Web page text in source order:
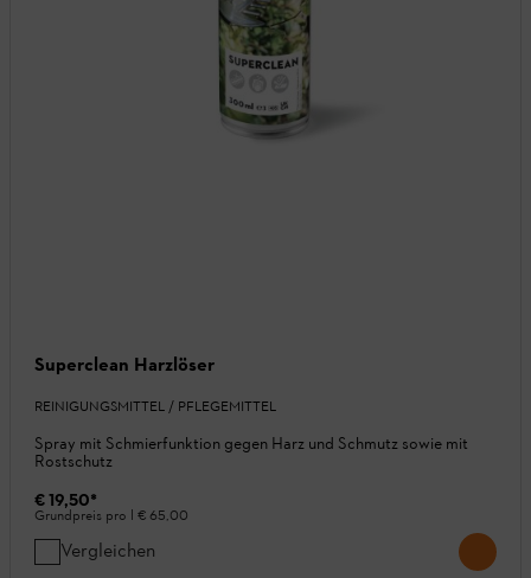
Superclean Harzlöser
REINIGUNGSMITTEL / PFLEGEMITTEL
Spray mit Schmierfunktion gegen Harz und Schmutz sowie mit
Rostschutz
€ 19,50*
Grundpreis pro l € 65,00
Vergleichen